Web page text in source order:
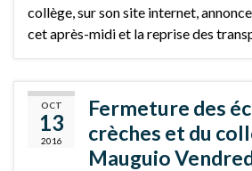
collège, sur son site internet,
cet après-midi et la reprise des
OCT
13
2016
Fermeture des
crèches et du
Mauguio